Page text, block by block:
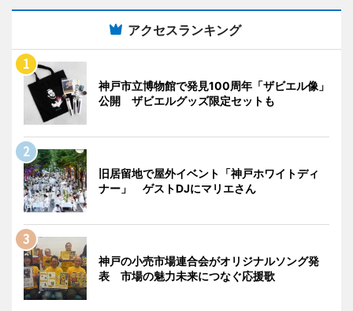
アクセスランキング
神戸市立博物館で発見100周年「ザビエル像」
公開 ザビエルグッズ限定セットも
旧居留地で屋外イベント「神戸ホワイトディ
ナー」 ゲストDJにマリエさん
神戸の小売市場連合会がオリジナルソング発
表 市場の魅力未来につなぐ応援歌